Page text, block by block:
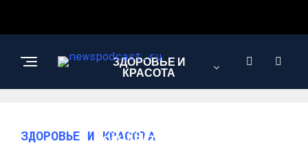
ЗДОРОВЬЕ И
КРАСОТА
ИНТЕРЕСНОЕ И
ПОЗНАВАТЕЛЬНОЕ
ЗДОРОВЬЕ И КРАСОТА